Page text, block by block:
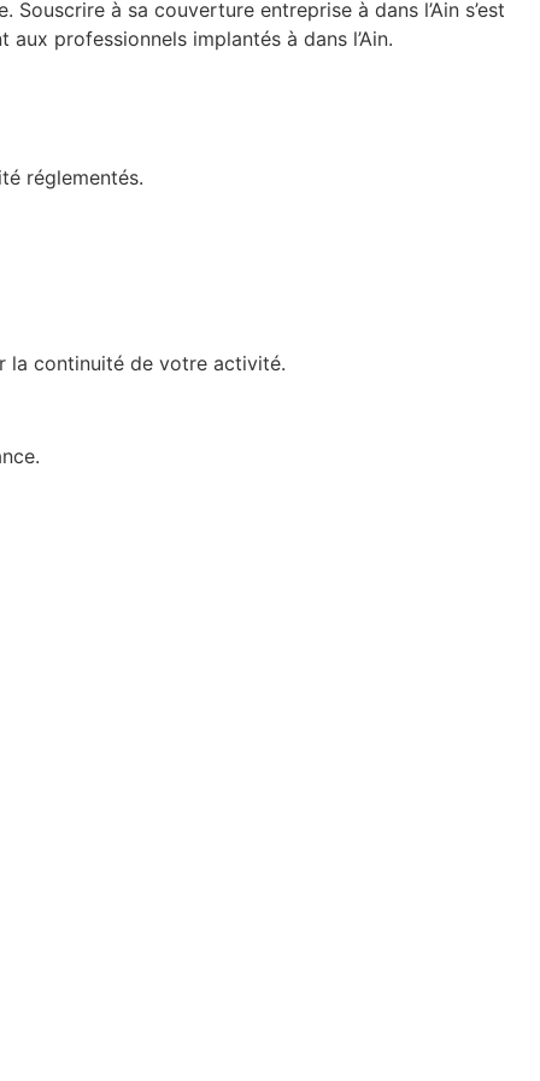
à sa couverture entreprise à dans l’Ain s’est
professionnels implantés à dans l’Ain.
réglementés.
la continuité de votre activité.